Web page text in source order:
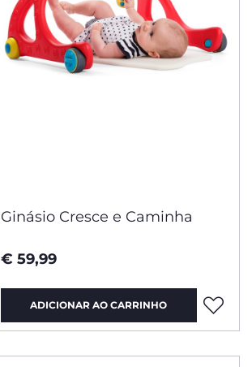
Ginásio Cresce e Caminha
€ 59,99
ADICIONAR AO CARRINHO